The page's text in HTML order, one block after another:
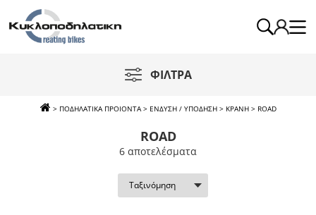
ΦΙΛΤΡΑ
> ΠΟΔΗΛΑΤΙΚΑ ΠΡΟΙΟΝΤΑ > ΕΝΔΥΣΗ / ΥΠΟΔΗΣΗ > ΚΡΑΝΗ >ROAD
ROAD
6 απoτελέσματα